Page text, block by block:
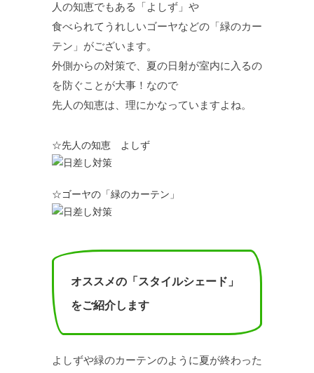
人の知恵でもある「よしず」や
食べられてうれしいゴーヤなどの「緑のカー
テン」がございます。
外側からの対策で、夏の日射が室内に入るの
を防ぐことが大事！なので
先人の知恵は、理にかなっていますよね。
☆先人の知恵 よしず
☆ゴーヤの「緑のカーテン」
オススメの「スタイルシェード」
をご紹介します
よしずや緑のカーテンのように夏が終わった